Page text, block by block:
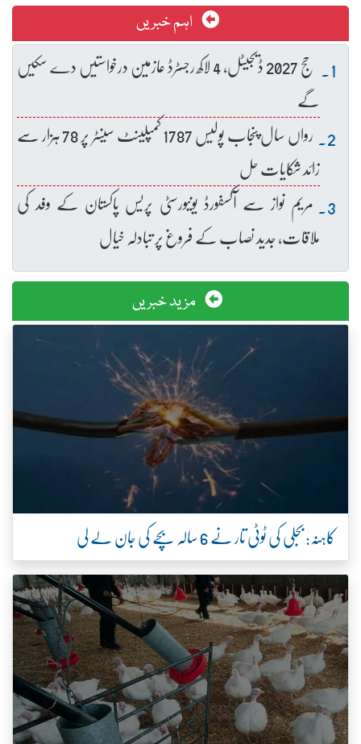
اہم خبریں
حج 2027 ڈیجیٹل، 4 لاکھ رجسٹرڈ عازمین درخواستیں دے سکیں
گے
رواں سال پنجاب پولیس 1787 کمپلینٹ سینٹر پر 78 ہزار سے
زائد شکایات حل
مریم نواز سے آکسفورڈ یونیورسٹی پریس پاکستان کے وفد کی
ملاقات، جدید نصاب کے فروغ پر تبادلہ خیال
مزید خبریں
کاہنہ: بجلی کی ٹوٹی تار نے 6 سالہ بچے کی جان لے لی